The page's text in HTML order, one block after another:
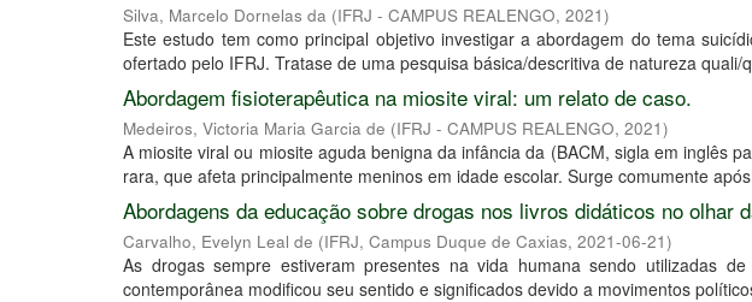
Silva, Marcelo Dornelas da (IFRJ - CAMPUS REALENGO, 2021)
Este estudo tem como principal objetivo investigar a abordagem do tema
ofertado pelo IFRJ. Tratase de uma pesquisa básica/descritiva de natureza quali/
Abordagem fisioterapêutica na miosite viral: um relato de caso.
Medeiros, Victoria Maria Garcia de (IFRJ - CAMPUS REALENGO, 2021)
A miosite viral ou miosite aguda benigna da infância da (BACM, sigla em inglês
rara, que afeta principalmente meninos em idade escolar. Surge comumente
Abordagens da educação sobre drogas nos livros didáticos no olhar
Carvalho, Evelyn Leal de (IFRJ, Campus Duque de Caxias, 2021-06-21)
As drogas sempre estiveram presentes na vida humana sendo utilizadas
contemporânea modificou seu sentido e significados devido a movimentos